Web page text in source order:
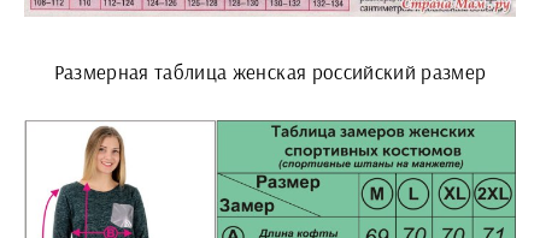
Размерная таблица женская российский размер